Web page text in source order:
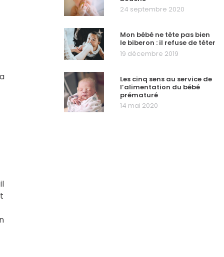
24 septembre 2020
Mon bébé ne tète pas bien
le biberon : il refuse de téter
19 décembre 2019
Les cinq sens au service de
l’alimentation du bébé
prématuré
14 mai 2020